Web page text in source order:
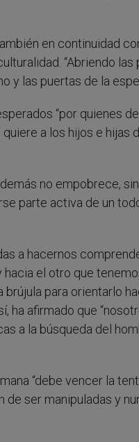
en continuidad
“Abriendo
y las puertas de la
“por quienes
a los hijos e hijas
no empobrece,
parte activa de un
a hacernos
el otro que
para orientarlo
ha afirmado que
a la búsqueda del
“debe vencer la
de ser manipuladas y